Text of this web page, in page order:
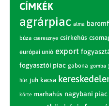
CÍMKÉK
agrárpiac alma
búza cseresznye csirkehús
európai unió export
fogyasztói piac gabona gomba
hús juh kacsa
körte marhahús nagybani piac